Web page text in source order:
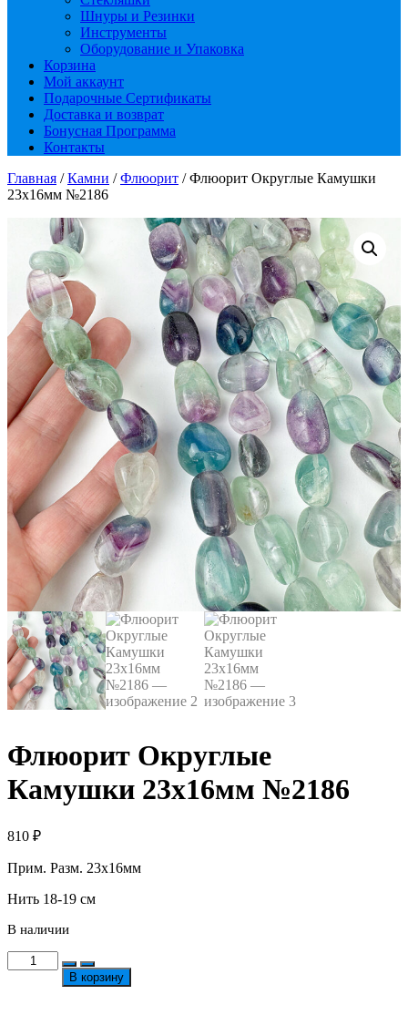
Шнуры и Резинки
Инструменты
Оборудование и Упаковка
Корзина
Мой аккаунт
Подарочные Сертификаты
Доставка и возврат
Бонусная Программа
Контакты
Главная /Камни /Флюорит / Флюорит Округлые Камушки
23х16мм №2186
Флюорит Округлые
Камушки 23х16мм №2186
810 ₽
Прим. Разм. 23х16мм
Нить 18-19 см
В наличии
Количество
товара
Флюорит
В корзину